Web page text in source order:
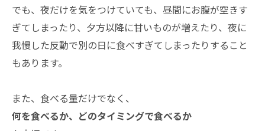
でも、夜だけを気をつけていても、昼間にお腹が空きす
ぎてしまったり、夕方以降に甘いものが増えたり、夜に
我慢した反動で別の日に食べすぎてしまったりすること
もあります。
また、食べる量だけでなく、
何を食べるか、どのタイミングで食べるか